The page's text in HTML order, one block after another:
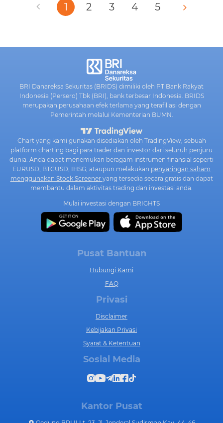
1 2 3 4 5
BRI Danareksa Sekuritas (BRIDS) dimiliki oleh PT Bank Rakyat
Indonesia (Persero) Tbk (BRI), bank terbesar Indonesia. BRIDS
merupakan perusahaan efek terlama yang terafiliasi dengan
Pemerintah melalui Kementerian BUMN.
Chart yang kami gunakan disediakan oleh TradingView, sebuah
platform charting bagi para trader dan investor dari seluruh penjuru
dunia. Anda dapat menemukan beragam instrumen finansial seperti
EURUSD, BTCUSD, IHSG, ataupun melakukan penyaringan saham
menggunakan Stock Screener yang tersedia secara gratis dan dapat
membantu dalam aktivitas trading dan investasi anda.
Mulai investasi dengan BRIGHTS
Pusat Bantuan
Hubungi Kami
FAQ
Privasi
Disclaimer
Kebijakan Privasi
Syarat & Ketentuan
Sosial Media
Kantor Pusat